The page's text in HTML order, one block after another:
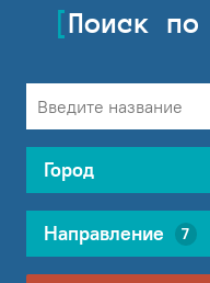
Поиск по
Город
Направление 7